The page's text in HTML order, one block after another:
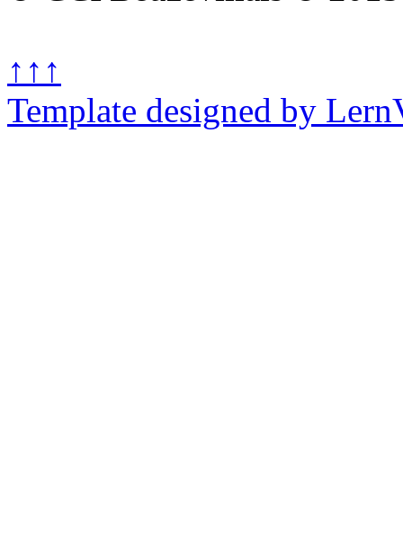
↑↑↑
Template designed by